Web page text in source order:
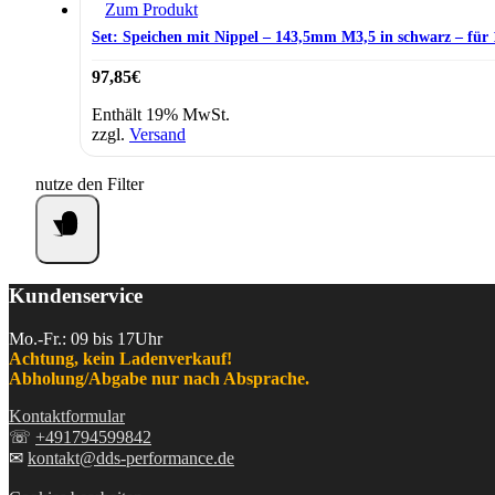
Zum Produkt
Set: Speichen mit Nippel – 143,5mm M3,5 in schwarz –
97,85€
Enthält 19% MwSt.
zzgl. Versand
nutze den Filter
Kundenservice
Mo.-Fr.: 09 bis 17Uhr
Achtung, kein Ladenverkauf!
Abholung/Abgabe nur nach Absprache.
Kontaktformular
☏ +491794599842
✉ kontakt@dds-performance.de